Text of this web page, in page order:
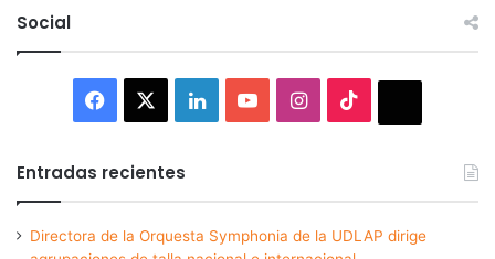
Social
Facebook LinkedInYouTubeInstagram
Entradas recientes
Directora de la Orquesta Symphonia de la UDLAP dirige